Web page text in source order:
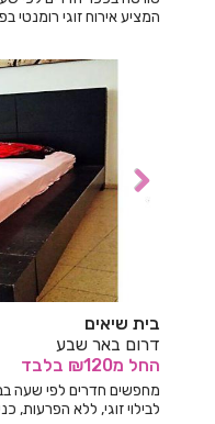
חדרים לפי שעה
חדרים לפי שעה
חדרים לפי שעה
חדרים לפי שעה
חדרים לפי שעה ביגור
חדרים לפי שעה
חדרים לפי שעה בים
חדרים לפי שעה
חדרים לפי שעה
המציע אירוח זוגי רומנטי
בית שיאים
דרום באר שבע
החל מ₪120 בלבד
מחפשים חדרים לפי שעה
לבילוי זוגי, ללא הפרעות,